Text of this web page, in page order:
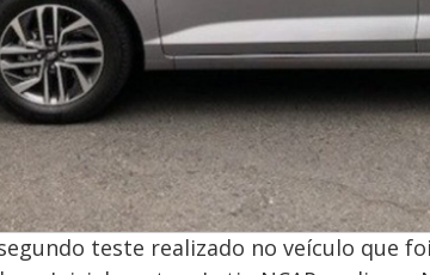
teste realizado no veículo que